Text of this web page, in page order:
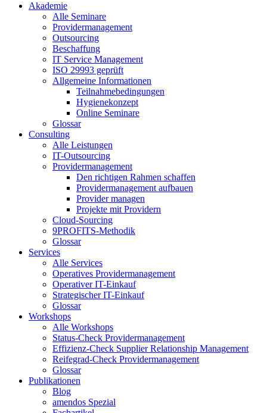
Akademie
Alle Seminare
Providermanagement
Outsourcing
Beschaffung
IT Service Management
ISO 29993 geprüft
Allgemeine Informationen
Teilnahmebedingungen
Hygienekonzept
Online Seminare
Glossar
Consulting
Alle Leistungen
IT-Outsourcing
Providermanagement
Den richtigen Rahmen schaffen
Providermanagement aufbauen
Provider managen
Projekte mit Providern
Cloud-Sourcing
9PROFITS-Methodik
Glossar
Services
Alle Services
Operatives Providermanagement
Operativer IT-Einkauf
Strategischer IT-Einkauf
Glossar
Workshops
Alle Workshops
Status-Check Providermanagement
Effizienz-Check Supplier Relationship Management
Reifegrad-Check Providermanagement
Glossar
Publikationen
Blog
amendos Spezial